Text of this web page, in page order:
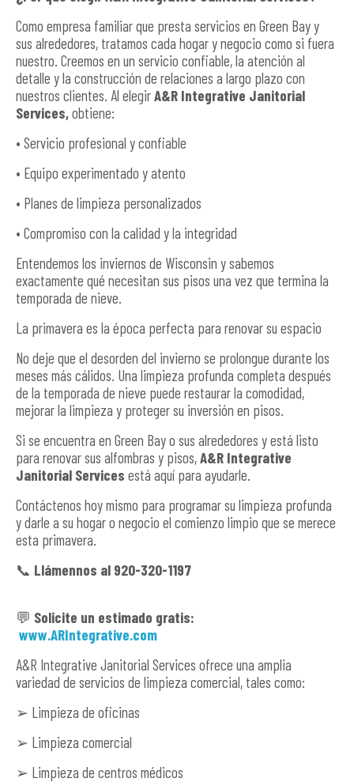
Como empresa familiar que presta servicios en Green Bay y
sus alrededores, tratamos cada hogar y negocio como si fuera
nuestro. Creemos en un servicio confiable, la atención al
detalle y la construcción de relaciones a largo plazo con
nuestros clientes. Al elegirA&R Integrative Janitorial
Services,obtiene:
• Servicio profesional y confiable
• Equipo experimentado y atento
• Planes de limpieza personalizados
• Compromiso con la calidad y la integridad
Entendemos los inviernos de Wisconsin y sabemos
exactamente qué necesitan sus pisos una vez que termina la
temporada de nieve.
La primavera es la época perfecta para renovar su espacio
No deje que el desorden del invierno se prolongue durante los
meses más cálidos. Una limpieza profunda completa después
de la temporada de nieve puede restaurar la comodidad,
mejorar la limpieza y proteger su inversión en pisos.
Si se encuentra en Green Bay o sus alrededores y está listo
para renovar sus alfombras y pisos,A&R Integrative
Janitorial Services está aquí para ayudarle.
Contáctenos hoy mismo para programar su limpieza profunda
y darle a su hogar o negocio el comienzo limpio que se merece
esta primavera.
📞 Llámennos al 920-320-1197
💬 Solicite un estimado gratis:
www.ARIntegrative.com
A&R Integrative Janitorial Services ofrece una amplia
variedad de servicios de limpieza comercial, tales como:
➢ Limpieza de oficinas
➢ Limpieza comercial
➢ Limpieza de centros médicos